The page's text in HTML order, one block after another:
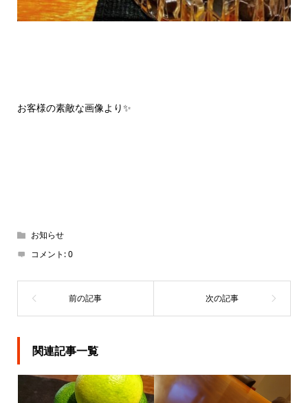
お客様の素敵な画像より✨
お知らせ
コメント:0
関連記事一覧